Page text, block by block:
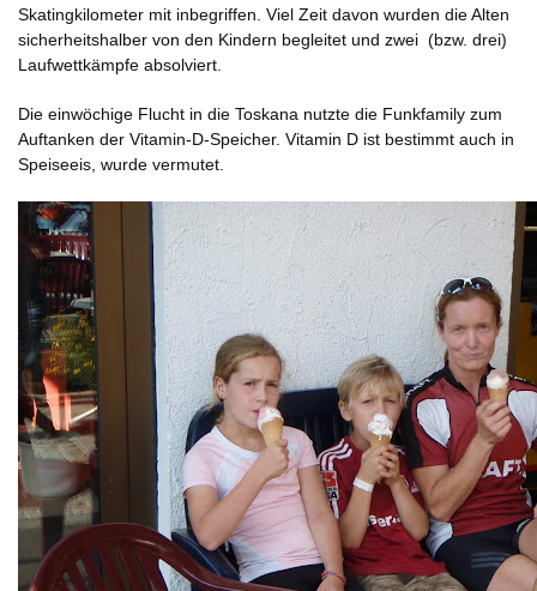
Skatingkilometer mit inbegriffen. Viel Zeit davon wurden die Alten
sicherheitshalber von den Kindern begleitet und zwei (bzw. drei)
Laufwettkämpfe absolviert.
Die einwöchige Flucht in die Toskana nutzte die Funkfamily zum
Auftanken der Vitamin-D-Speicher. Vitamin D ist bestimmt auch in
Speiseeis, wurde vermutet.